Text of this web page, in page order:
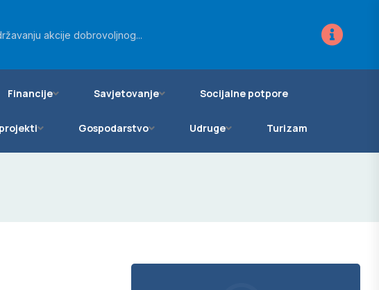
akcije dobrovoljnog...
Financije Savjetovanje Socijalne potpore
projekti Gospodarstvo Udruge Turizam